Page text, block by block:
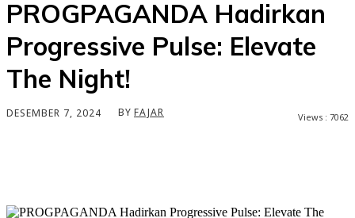
PROGPAGANDA Hadirkan
Progressive Pulse: Elevate
The Night!
DESEMBER 7, 2024 BY FAJAR Views : 7062